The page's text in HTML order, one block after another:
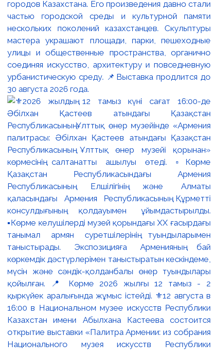
городов Казахстана. Его произведения давно стали
частью городской среды и культурной памяти
нескольких поколений казахстанцев. Скульптуры
мастера украшают площади, парки, пешеходные
улицы и общественные пространства, органично
соединяя искусство, архитектуру и повседневную
урбанистическую среду. 📌Выставка продлится до
30 августа 2026 года.